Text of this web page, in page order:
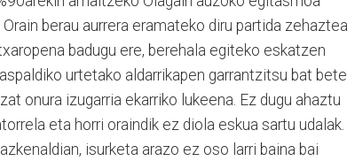
berau aurrera eramateko diru partida zehaztea
badugu ere, berehala egiteko eskatzen
urtetako aldarrikapen garrantzitsu bat
onura izugarria ekarriko lukeena. Ez dugu ahaztu
eta horri oraindik ez diola eskua sartu udalak.
isurketa arazo ez oso larri baina bai